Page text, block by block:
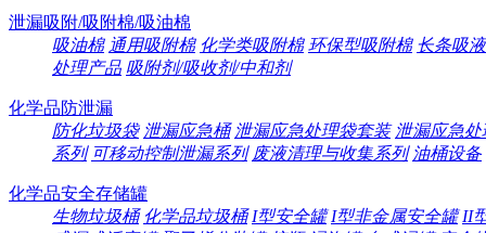
泄漏吸附/吸附棉/吸油棉
吸油棉 通用吸附棉 化学类吸附棉 环保型吸附棉 长条吸
处理产品 吸附剂/吸收剂/中和剂
化学品防泄漏
防化垃圾袋 泄漏应急桶 泄漏应急处理袋套装 泄漏应急
系列 可移动控制泄漏系列 废液清理与收集系列 油桶设备
化学品安全存储罐
生物垃圾桶 化学品垃圾桶 I型安全罐 I型非金属安全罐 II